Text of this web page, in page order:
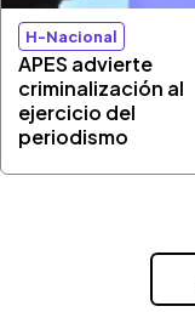
H-Nacional
APES advierte
criminalización al
ejercicio del
periodismo